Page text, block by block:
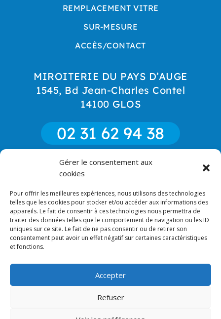
Gérer le consentement aux
cookies
Pour offrir les meilleures expériences, nous utilisons des technologies
telles que les cookies pour stocker et/ou accéder aux informations des
appareils. Le fait de consentir à ces technologies nous permettra de
traiter des données telles que le comportement de navigation ou les ID
uniques sur ce site. Le fait de ne pas consentir ou de retirer son
consentement peut avoir un effet négatif sur certaines caractéristiques
et fonctions.
Accepter
Refuser
REMPLACEMENT VITRE
SUR-MESURE
ACCÈS/CONTACT
MIROITERIE DU PAYS D’AUGE
1545, Bd Jean-Charles Contel
14100 GLOS
02 31 62 94 38
06 85 52 18 90
CONTACT
RECHERCHES FRÉQUENTES
2023 © Miroiterie du Pays d'Auge - Tous droits réservés |